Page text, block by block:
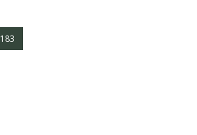
183